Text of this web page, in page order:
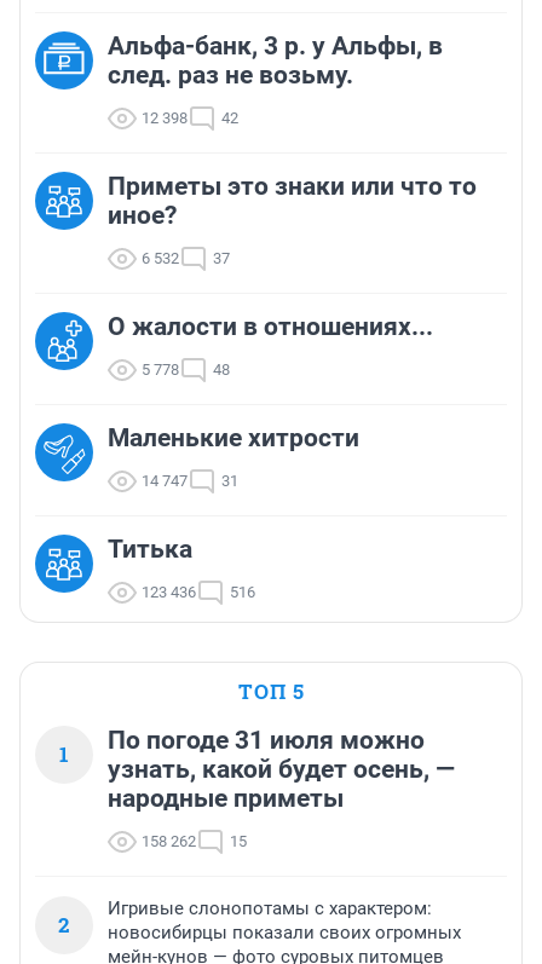
Альфа-банк, 3 р. у Альфы, в
след. раз не возьму.
12 398 42
Приметы это знаки или что то
иное?
6 532 37
О жалости в отношениях...
5 778 48
Маленькие хитрости
14 747 31
Титька
123 436 516
ТОП 5
1
По погоде 31 июля можно
узнать, какой будет осень, —
народные приметы
158 262 15
2
Игривые слонопотамы с характером:
новосибирцы показали своих огромных
мейн-кунов — фото суровых питомцев